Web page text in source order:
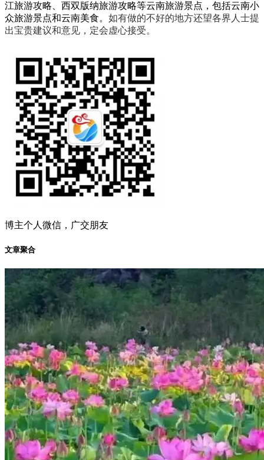
江旅游攻略、西双版纳旅游攻略等云南旅游景点，包括云南小
众旅游景点和云南美食。 如有做的不好的地方还望各界人士提
出宝贵建议和意见，定会虚心接受。
博主个人微信，广交朋友
文章聚合